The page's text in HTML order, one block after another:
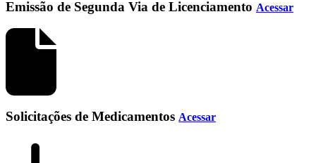
Emissão de Segunda Via de Licenciamento Acessar
Solicitações de Medicamentos Acessar